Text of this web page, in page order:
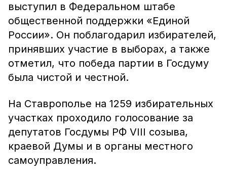
выступил в Федеральном штабе
общественной поддержки «Единой
России». Он поблагодарил избирателей,
принявших участие в выборах, а также
отметил, что победа партии в Госдуму
была чистой и честной.
На Ставрополье на 1259 избирательных
участках проходило голосование за
депутатов Госдумы РФ VIII созыва,
краевой Думы и в органы местного
самоуправления.